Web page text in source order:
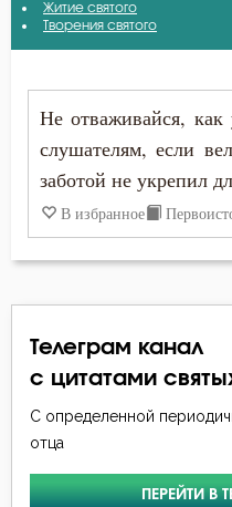
Бесы
Благодать
Ближний
Блуд
Бог
Богородица
Антоний Великий
Варсонофий
Василий Великий
Григорий Богослов
Игнатий Брянчанинов
Иосиф Оптинский
Исаак Сирин
Житие святого
Творения святого
Не отваживайся, как
слушателям, если
заботой не укрепил
В избранное
Телеграм канал
с цитатами
С определенной
отца
ПЕРЕЙТИ В